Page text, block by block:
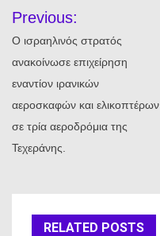
άρθρων
Previous:
Ο ισραηλινός στρατός
ανακοίνωσε επιχείρηση
εναντίον ιρανικών
αεροσκαφών και ελικοπτέρων
σε τρία αεροδρόμια της
Τεχεράνης.
RELATED POSTS